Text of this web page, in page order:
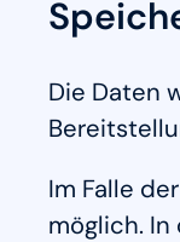
Die Daten
Im Falle
möglich.